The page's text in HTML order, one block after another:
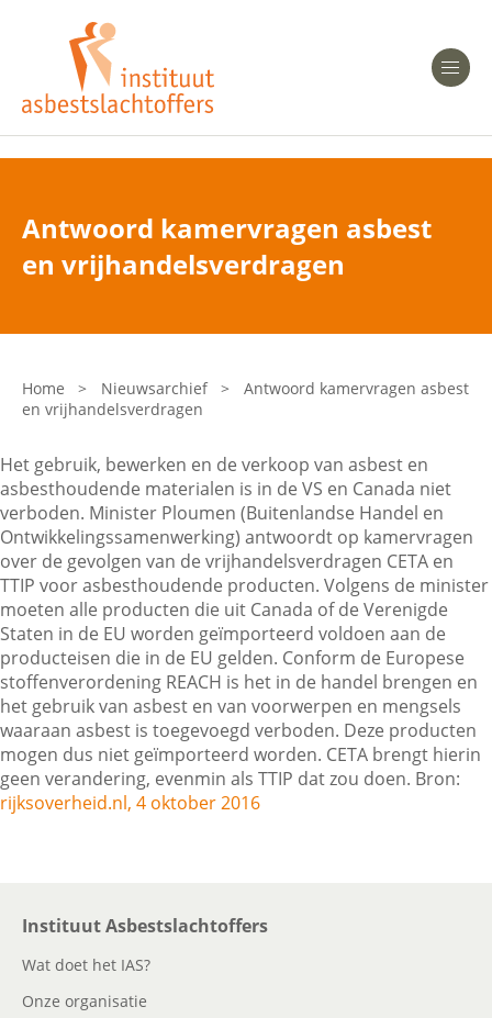
Heeft u Mesothelioom?
Heeft u Asbestose?
Bent u arts?
Asbest en Gezondheid
Laatste nieuws
Onze organisatie
Veelgestelde vragen
Contactgegevens
Zoeken
Antwoord kamervragen asbest
en vrijhandelsverdragen
Home > Nieuwsarchief >
Antwoord kamervragen asbest
en vrijhandelsverdragen
Het gebruik, bewerken en de verkoop van asbest en
asbesthoudende materialen is in de VS en Canada niet
verboden. Minister Ploumen (Buitenlandse Handel en
Ontwikkelingssamenwerking) antwoordt op kamervragen
over de gevolgen van de vrijhandelsverdragen CETA en
TTIP voor asbesthoudende producten. Volgens de minister
moeten alle producten die uit Canada of de Verenigde
Staten in de EU worden geïmporteerd voldoen aan de
producteisen die in de EU gelden. Conform de Europese
stoffenverordening REACH is het in de handel brengen en
het gebruik van asbest en van voorwerpen en mengsels
waaraan asbest is toegevoegd verboden. Deze producten
mogen dus niet geïmporteerd worden. CETA brengt hierin
geen verandering, evenmin als TTIP dat zou doen. Bron:
rijksoverheid.nl, 4 oktober 2016
Instituut Asbestslachtoffers
Wat doet het IAS?
Onze organisatie